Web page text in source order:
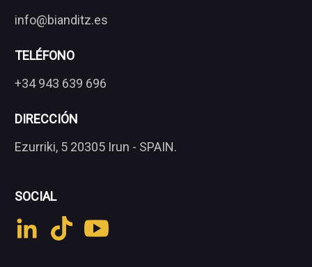
info@bianditz.es
TELÉFONO
+34 943 639 696
DIRECCIÓN
Ezurriki, 5 20305 Irun - SPAIN.
SOCIAL